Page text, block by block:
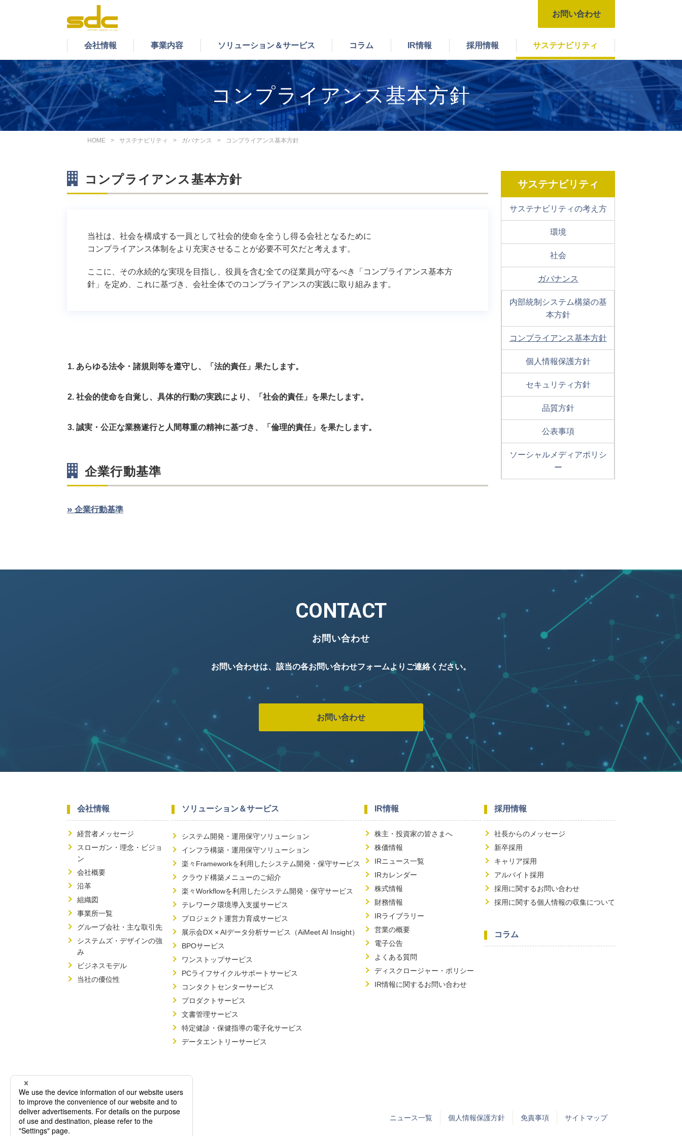
お問い合わせ
会社情報
会社情報 経営者メッセージ
スローガン・理念・ビジョン
会社概要
沿革
組織図
事業所一覧
グループ会社・主な取引先
システムズ・デザインの強み
事業内容
事業内容 システム開発事業 アウトソーシング事業
ソリューション＆サービス
ソリューション＆サービス
当社のシステム開発事業をご紹介いたします。
ソリューション
ソリューション
楽々Frameworkを利用した
クラウド構築メニューのご紹
楽々Workflowを利用した
テレワーク環境導入支援サー
当社のアウトソーシング事業をご紹介いたします。
ワンストップサービス
コンタクトセンターサービス
プロダクトサービス
文書管理サービス
特定健診・保健指導の電子化
コラム IR情報
IR情報 株主・投資家の皆さまへ
株価情報
IRニュース一覧
IRカレンダー
株式情報
財務情報
IRライブラリー
営業の概要
採用情報
採用情報 経営者からのメッセージ
新卒採用
キャリア採用
アルバイト採用
採用に関するお問い合わせ
採用に関する個人情報の取り
扱いについて
サステナビリティ
サステナビリティ サステナビリティの考え方 環境
社会 ガバナンス
お問い合わせ
コンプライアンス基本方針
HOME サステナビリティ ガバナンス コンプライアンス基本方針
コンプライアンス基本方針
当社は、社会を構成する一員として社会的使命を全うし得る会社となるために
コンプライアンス体制をより充実させることが必要不可欠だと考えます。
ここに、その永続的な実現を目指し、役員を含む全ての従業員が守るべき「コンプライアンス基本方
針」を定め、これに基づき、会社全体でのコンプライアンスの実践に取り組みます。
あらゆる法令・諸規則等を遵守し、「法的責任」果たします。
社会的使命を自覚し、具体的行動の実践により、「社会的責任」を果たします。
誠実・公正な業務遂行と人間尊重の精神に基づき、「倫理的責任」を果たします。
企業行動基準
» 企業行動基準
サステナビリティ
サステナビリティの考え方
環境
社会
ガバナンス
内部統制システム構築の基
本方針
コンプライアンス基本方針
個人情報保護方針
セキュリティ方針
品質方針
公表事項
ソーシャルメディアポリシ
ー
CONTACT
お問い合わせ
お問い合わせは、該当の各お問い合わせフォームよりご連絡ください。
お問い合わせ
会社情報
経営者メッセージ
スローガン・理念・ビジョ
ン
会社概要
沿革
組織図
事業所一覧
グループ会社・主な取引先
システムズ・デザインの強
み
ビジネスモデル
当社の優位性
ソリューション＆サービス
システム開発・運用保守ソリューション
インフラ構築・運用保守ソリューション
楽々Frameworkを利用したシステム開発・保守サービス
クラウド構築メニューのご紹介
楽々Workflowを利用したシステム開発・保守サービス
テレワーク環境導入支援サービス
プロジェクト運営力育成サービス
展示会DX × AIデータ分析サービス（AiMeet AI Insight）
BPOサービス
ワンストップサービス
PCライフサイクルサポートサービス
コンタクトセンターサービス
プロダクトサービス
文書管理サービス
特定健診・保健指導の電子化サービス
データエントリーサービス
IR情報
株主・投資家の皆さまへ
株価情報
IRニュース一覧
IRカレンダー
株式情報
財務情報
IRライブラリー
営業の概要
電子公告
よくある質問
ディスクロージャー・ポリシー
IR情報に関するお問い合わせ
採用情報
社長からのメッセージ
新卒採用
キャリア採用
アルバイト採用
採用に関するお問い合わせ
採用に関する個人情報の収集について
コラム
ニュース一覧 個人情報保護方針 免責事項 サイトマップ